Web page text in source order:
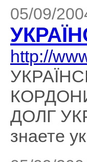
05/09/
http://
ДОЛГ
знаете